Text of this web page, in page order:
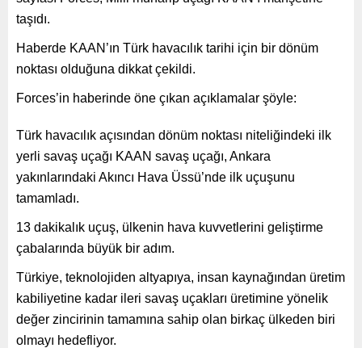
taşıdı.
Haberde KAAN’ın Türk havacılık tarihi için bir dönüm
noktası olduğuna dikkat çekildi.
Forces’in haberinde öne çıkan açıklamalar şöyle:
Türk havacılık açısından dönüm noktası niteliğindeki ilk
yerli savaş uçağı KAAN savaş uçağı, Ankara
yakınlarındaki Akıncı Hava Üssü’nde ilk uçuşunu
tamamladı.
13 dakikalık uçuş, ülkenin hava kuvvetlerini geliştirme
çabalarında büyük bir adım.
Türkiye, teknolojiden altyapıya, insan kaynağından üretim
kabiliyetine kadar ileri savaş uçakları üretimine yönelik
değer zincirinin tamamına sahip olan birkaç ülkeden biri
olmayı hedefliyor.